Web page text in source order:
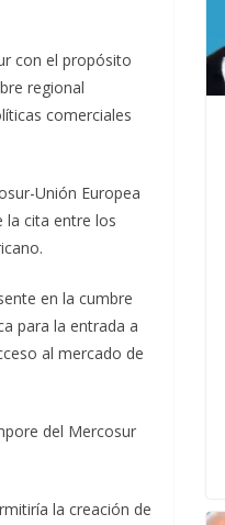
con el propósito
regional
comerciales
Unión Europea
la cita entre los
en la cumbre
para la entrada a
al mercado de
del Mercosur
la creación de